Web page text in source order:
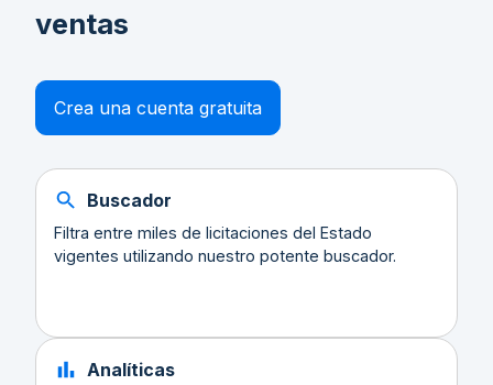
ventas
Crea una cuenta gratuita
Buscador
Filtra entre miles de licitaciones del Estado
vigentes utilizando nuestro potente buscador.
Analíticas